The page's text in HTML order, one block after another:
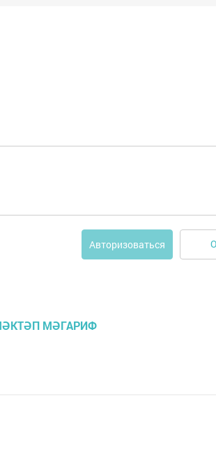
Авторизоваться
МӘГАРИФ